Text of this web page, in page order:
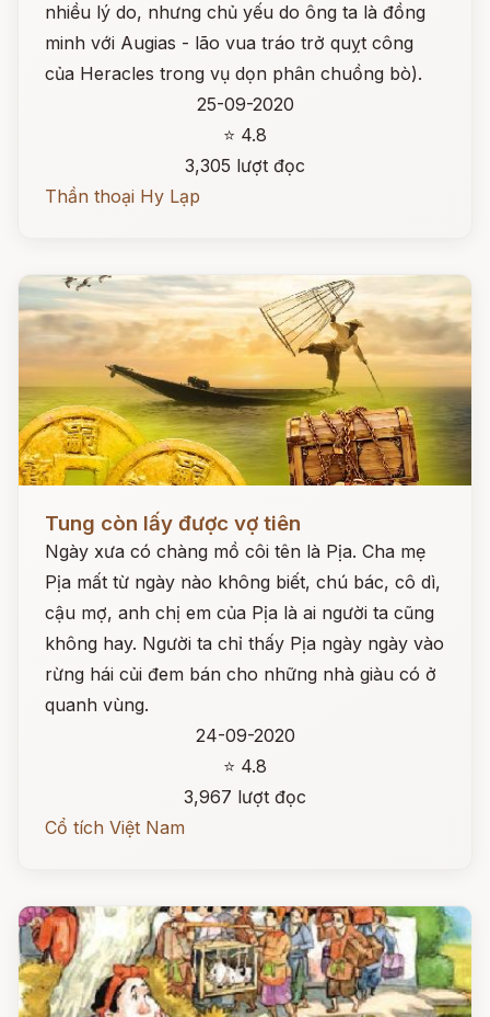
nhiều lý do, nhưng chủ yếu do ông ta là đồng
minh với Augias - lão vua tráo trở quỵt công
của Heracles trong vụ dọn phân chuồng bò).
25-09-2020
⭐ 4.8
3,305 lượt đọc
Thần thoại Hy Lạp
Tung còn lấy được vợ tiên
Ngày xưa có chàng mồ côi tên là Pịa. Cha mẹ
Pịa mất từ ngày nào không biết, chú bác, cô dì,
cậu mợ, anh chị em của Pịa là ai người ta cũng
không hay. Người ta chỉ thấy Pịa ngày ngày vào
rừng hái củi đem bán cho những nhà giàu có ở
quanh vùng.
24-09-2020
⭐ 4.8
3,967 lượt đọc
Cổ tích Việt Nam